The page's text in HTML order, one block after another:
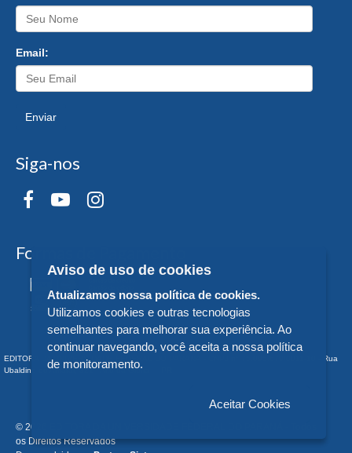
Email:
Enviar
Siga-nos
Formas de Pagamento
EDITORA DA UNIVERSIDADE FEDERAL DO PARANÁ - CNPJ n° 75.095.679/0011-10 - Rua
Ubaldino do Amaral, 321 - Alto da Glória - - PR
© 2026 EDITORA DA UNIVERSIDADE FEDERAL DO PARANÁ - Todos
os Direitos Reservados
Aviso de uso de cookies
Atualizamos nossa política de cookies.
Utilizamos cookies e outras tecnologias
semelhantes para melhorar sua experiência. Ao
continuar navegando, você aceita a nossa política
de monitoramento.
Aceitar Cookies